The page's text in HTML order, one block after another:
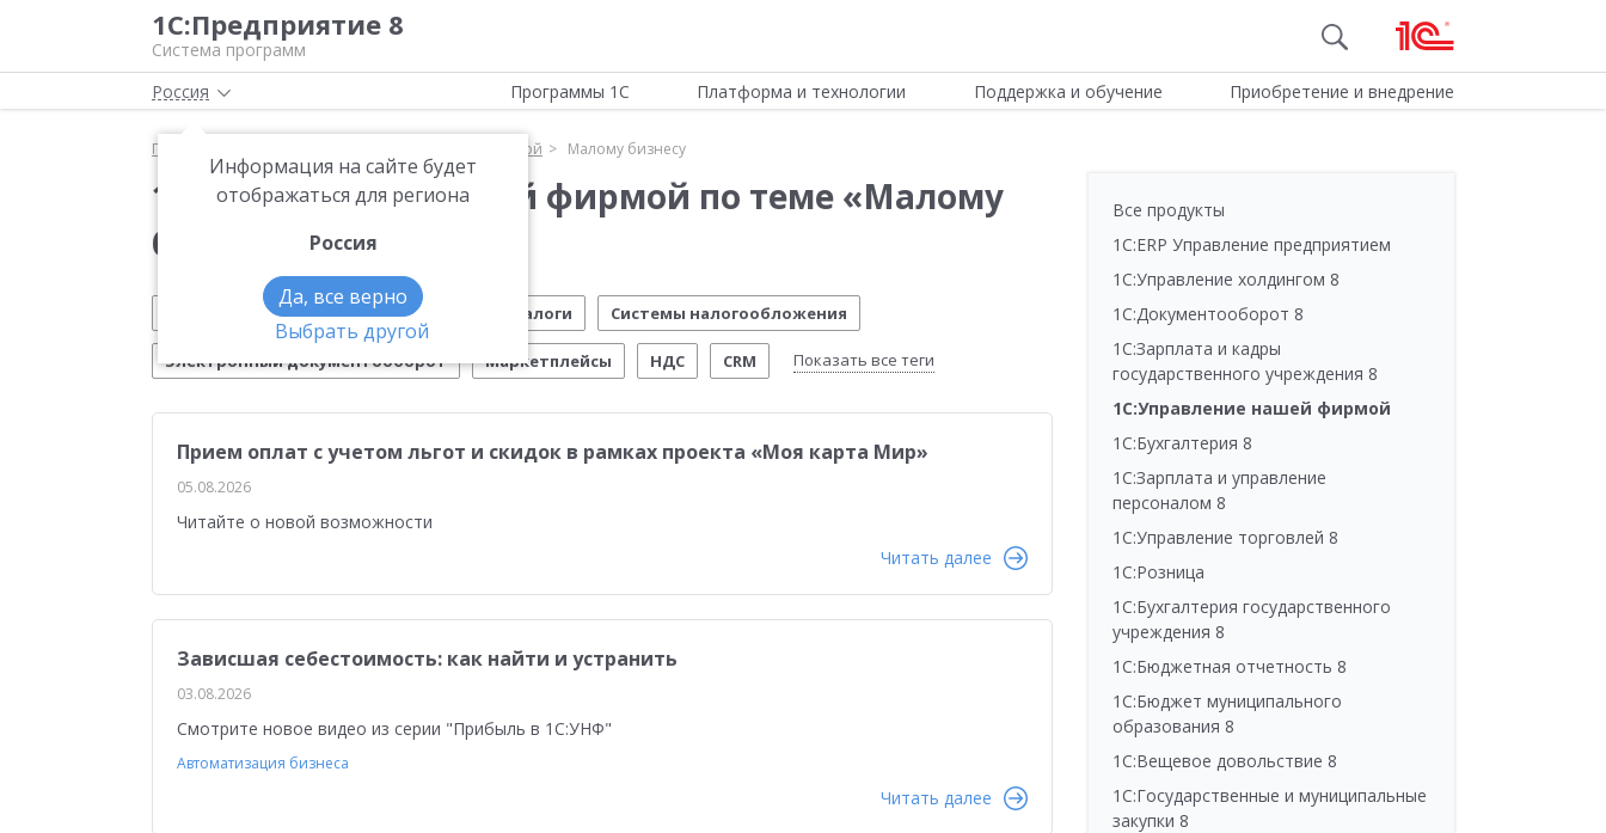
1С:Предприятие 8
Система программ
Россия
Информация на сайте будет
отображаться для региона
Россия
Да, все верно
Выбрать другой
Программы 1С Платформа и технологии Поддержка и обучение Приобретение и внедрение
Главная 1С:Управление нашей фирмой Малому бизнесу
1С:Управление нашей фирмой по теме «Малому
бизнесу»
Маркировка Налоги Системы налогообложения
Электронный документооборот Маркетплейсы НДС CRM
Обновление 1С
Показать все теги
Розничная торговля Мобильное приложение Честный знак
Автоматизация бизнеса Эквайринг ЕГАИС Учебные курсы 1С Управление складом
Управление финансами Антикризисные решения Конкурс кейсов 2022 1СПАРК Риски
Обучение персонала Управленческий учет
Отчетность по МСФО
Работа через Интернет Отраслевые решения
Прием оплат с учетом льгот и скидок в рамках проекта «Моя карта Мир»
05.08.2026
Читайте о новой возможности
Читать далее
Зависшая себестоимость: как найти и устранить
03.08.2026
Смотрите новое видео из серии "Прибыль в 1С:УНФ"
Автоматизация бизнеса
Читать далее
Все продукты
1С:ERP Управление предприятием
1С:Управление холдингом 8
1С:Документооборот 8
1С:Зарплата и кадры
государственного учреждения 8
1С:Управление нашей фирмой
1С:Бухгалтерия 8
1С:Зарплата и управление
персоналом 8
1С:Управление торговлей 8
1С:Розница
1С:Бухгалтерия государственного
учреждения 8
1С:Бюджетная отчетность 8
1С:Бюджет муниципального
образования 8
1С:Вещевое довольствие 8
1С:Государственные и муниципальные
закупки 8